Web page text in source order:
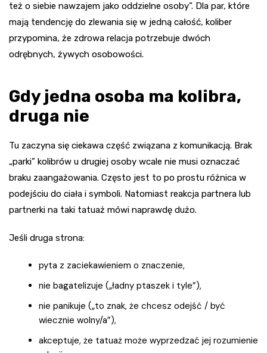
też o siebie nawzajem jako oddzielne osoby”. Dla par, które
mają tendencję do zlewania się w jedną całość, koliber
przypomina, że zdrowa relacja potrzebuje dwóch
odrębnych, żywych osobowości.
Gdy jedna osoba ma kolibra,
druga nie
Tu zaczyna się ciekawa część związana z komunikacją. Brak
„parki” kolibrów u drugiej osoby wcale nie musi oznaczać
braku zaangażowania. Często jest to po prostu różnica w
podejściu do ciała i symboli. Natomiast reakcja partnera lub
partnerki na taki tatuaż mówi naprawdę dużo.
Jeśli druga strona:
pyta z zaciekawieniem o znaczenie,
nie bagatelizuje („ładny ptaszek i tyle”),
nie panikuje („to znak, że chcesz odejść / być
wiecznie wolny/a”),
akceptuje, że tatuaż może wyprzedzać jej rozumienie